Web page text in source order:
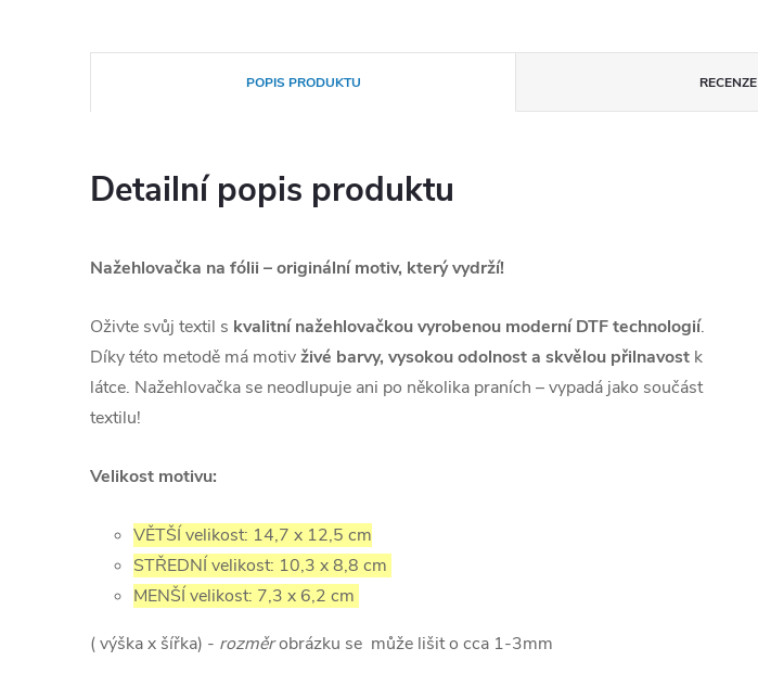
POPIS PRODUKTU RECENZE
Detailní popis produktu
Nažehlovačka na fólii – originální motiv, který vydrží!
Oživte svůj textil s kvalitní nažehlovačkou vyrobenou moderní DTF technologií.
Díky této metodě má motivživé barvy, vysokou odolnost a skvělou přilnavost k
látce. Nažehlovačka se neodlupuje ani po několika praních – vypadá jako součást
textilu!
Velikost motivu:
VĚTŠÍ velikost: 14,7 x 12,5 cm
STŘEDNÍ velikost: 10,3 x 8,8 cm
MENŠÍ velikost: 7,3 x 6,2 cm
( výška x šířka) - rozměrobrázku se může lišit o cca 1-3mm